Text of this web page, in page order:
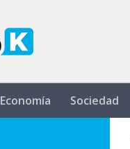
Economía Sociedad